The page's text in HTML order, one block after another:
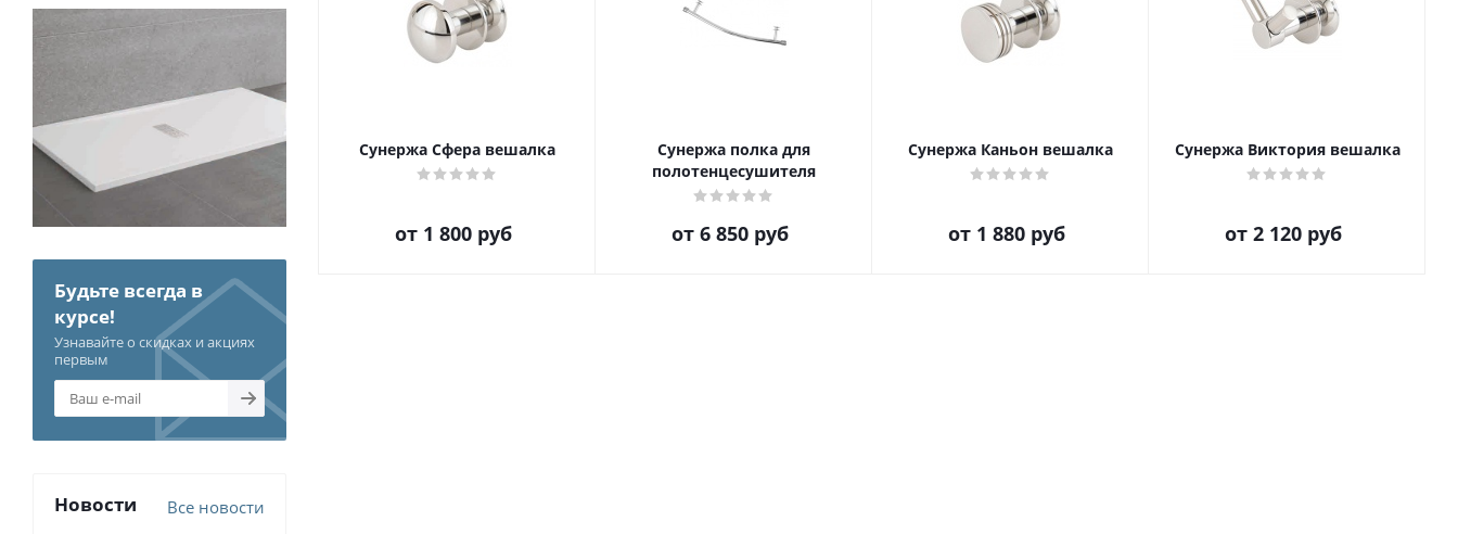
Сунержа Сфера вешалка
от 1 800 руб
Сунержа полка для
полотенцесушителя
от 6 850 руб
Сунержа Каньон вешалка
от 1 880 руб
Сунержа Виктория вешалка
от 2 120 руб
Будьте всегда в
курсе!
Узнавайте о скидках и акциях
первым
Новости Все новости